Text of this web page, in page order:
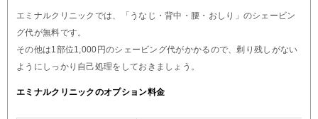
エミナルクリニックでは、「うなじ・背中・腰・おしり」のシェービン
グ代が無料です。
その他は1部位1,000円のシェービング代がかかるので、剃り残しがない
ようにしっかり自己処理をしておきましょう。
エミナルクリニックのオプション料金